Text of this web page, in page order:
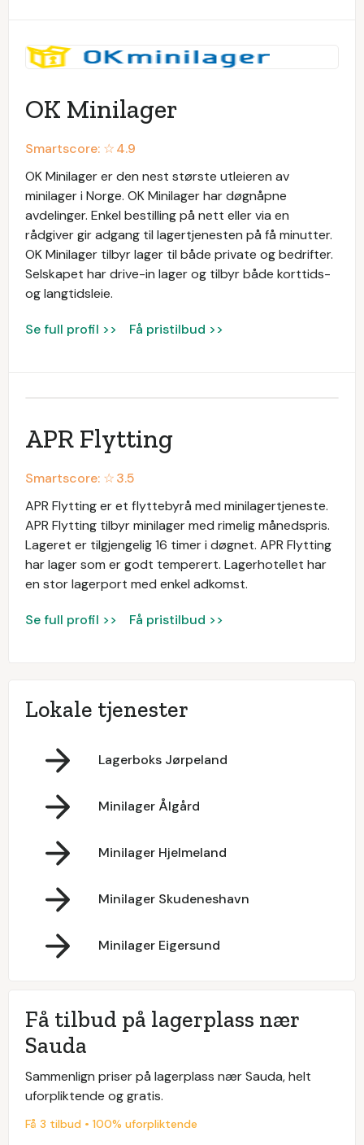
OK Minilager
Smartscore: ☆4.9
OK Minilager er den nest største utleieren av
minilager i Norge. OK Minilager har døgnåpne
avdelinger. Enkel bestilling på nett eller via en
rådgiver gir adgang til lagertjenesten på få minutter.
OK Minilager tilbyr lager til både private og bedrifter.
Selskapet har drive-in lager og tilbyr både korttids-
og langtidsleie.
Se full profil >> Få pristilbud >>
APR Flytting
Smartscore: ☆3.5
APR Flytting er et flyttebyrå med minilagertjeneste.
APR Flytting tilbyr minilager med rimelig månedspris.
Lageret er tilgjengelig 16 timer i døgnet. APR Flytting
har lager som er godt temperert. Lagerhotellet har
en stor lagerport med enkel adkomst.
Se full profil >> Få pristilbud >>
Lokale tjenester
Lagerboks Jørpeland
Minilager Ålgård
Minilager Hjelmeland
Minilager Skudeneshavn
Minilager Eigersund
Få tilbud på lagerplass nær
Sauda
Sammenlign priser på lagerplass nær Sauda, helt
uforpliktende og gratis.
Få 3 tilbud • 100% uforpliktende